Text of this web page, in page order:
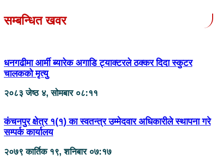
सम्बन्धित खवर
धनगढीमा आर्मी ब्यारेक अगाडि ट्याक्टरले ठक्कर दिदा स्कुटर
चालकको मृत्यु
२०८३ जेष्ठ ४, सोमबार ०८:११
कंचनपुर क्षेत्र १(१) का स्वतन्त्र उम्मेदवार अधिकारीले स्थापना गरे
सम्पर्क कार्यालय
२०७९ कार्तिक १९, शनिबार ०७:१७